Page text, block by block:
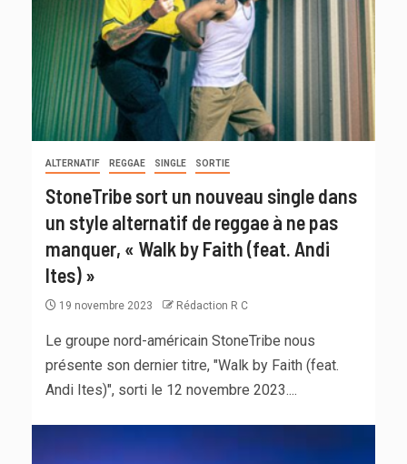
ALTERNATIF REGGAE SINGLE SORTIE
StoneTribe sort un nouveau single dans
un style alternatif de reggae à ne pas
manquer, « Walk by Faith (feat. Andi
Ites) »
19 novembre 2023 Rédaction R C
Le groupe nord-américain StoneTribe nous
présente son dernier titre, "Walk by Faith (feat.
Andi Ites)", sorti le 12 novembre 2023....